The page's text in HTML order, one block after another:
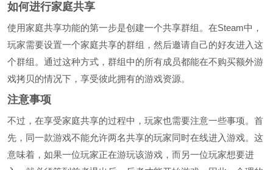
如何进行家庭共享
使用家庭共享功能的第一步是创建一个共享群组。在Steam中，
玩家需要设置一个家庭共享的群组，然后邀请自己的好友进入这
个群组。通过这种方式，群组中的所有成员都能在不购买额外游
戏拷贝的情况下，享受彼此拥有的游戏资源。
注意事项
不过，在享受家庭共享的过程中，玩家也需要注意一些事项。首
先，同一款游戏不能允许两名共享的玩家同时在线进入游戏。这
意味着，如果一位玩家正在游玩该游戏，而另一位玩家想要进